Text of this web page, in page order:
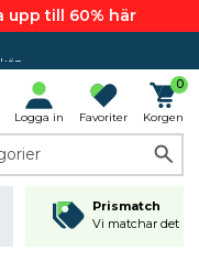
upp till 60% här
Logga in Favoriter
0
Korgen
Prismatch
Vi matchar det